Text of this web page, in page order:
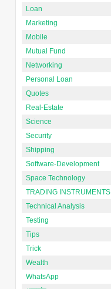
Loan
Marketing
Mobile
Mutual Fund
Networking
Personal Loan
Quotes
Real-Estate
Science
Security
Shipping
Software-Development
Space Technology
TRADING INSTRUMENTS
Technical Analysis
Testing
Tips
Trick
Wealth
WhatsApp